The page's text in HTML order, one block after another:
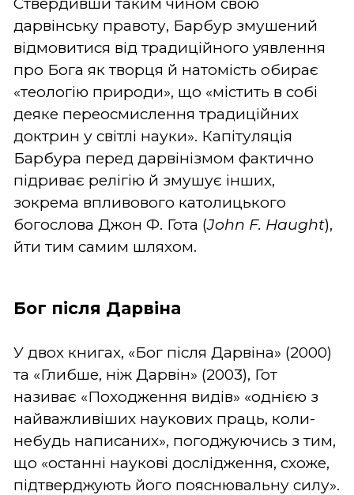
дарвінську правоту, Барбур змушений
відмовитися від традиційного уявлення
про Бога як творця й натомість обирає
«теологію природи», що «містить в собі
деяке переосмислення традиційних
доктрин у світлі науки». Капітуляція
Барбура перед дарвінізмом фактично
підриває релігію й змушує інших,
зокрема впливового католицького
богослова Джон Ф. Гота (John F. Haught),
йти тим самим шляхом.
Бог після Дарвіна
У двох книгах, «Бог після Дарвіна» (2000)
та «Глибше, ніж Дарвін» (2003), Гот
називає «Походження видів» «однією з
найважливіших наукових праць, коли-
небудь написаних», погоджуючись з тим,
що «останні наукові дослідження, схоже,
підтверджують його пояснювальну силу».